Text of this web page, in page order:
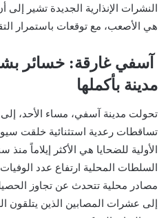
هي الأصعب، مع توقعات باستمرار
آسفي غارقة: خسائر
مدينة بأكملها
تحولت مدينة آسفي، مساء الأحد،
تساقطات رعدية استثنائية خلقت
الأولية للضحايا هي الأكثر إيلاماً
إلى عشرات المصابين الذين يتلقون